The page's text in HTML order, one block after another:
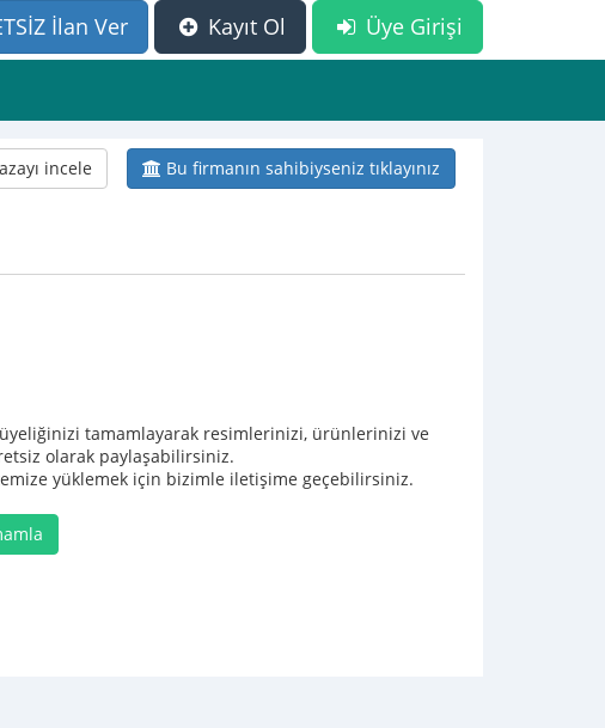
Üye Girişi
Kayıt Ol
İlan Ver
Bu firmanın sahibiyseniz tıklayınız
incele
tamamlayarak resimlerinizi, ürünlerinizi ve
olarak paylaşabilirsiniz.
yüklemek için bizimle iletişime geçebilirsiniz.